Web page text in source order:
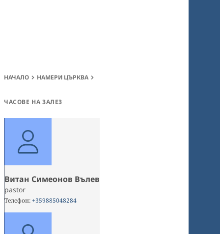
НАЧАЛО НАМЕРИ ЦЪРКВА
ЧАСОВЕ НА ЗАЛЕЗ
Витан Симеонов Вълев
pastor
Телефон:+359885048284